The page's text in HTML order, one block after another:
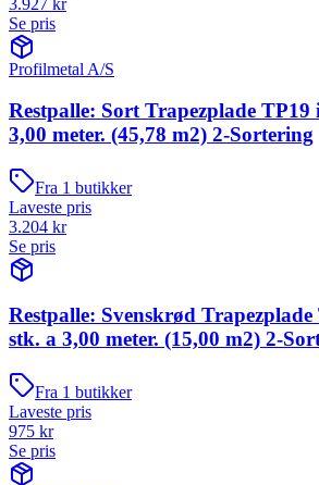
Se pris
Profilmetal A/S
Restpalle: Sort Trapezplade TP19
3,00 meter. (45,78 m2) 2-Sortering
Fra 1 butikker
Laveste pris
3.204 kr
Se pris
Restpalle: Svenskrød
stk. a 3,00 meter. (15,00 m2) 2-
Fra 1 butikker
Laveste pris
975 kr
Se pris